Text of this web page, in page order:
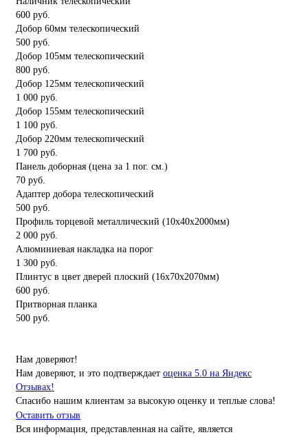
600 руб.
Добор 60мм телескопический
500 руб.
Добор 105мм телескопический
800 руб.
Добор 125мм телескопический
1 000 руб.
Добор 155мм телескопический
1 100 руб.
Добор 220мм телескопический
1 700 руб.
Панель доборная (цена за 1 пог. см.)
70 руб.
Адаптер добора телескопический
500 руб.
Профиль торцевой металлический (10x40x2000мм)
2 000 руб.
Алюминиевая накладка на порог
1 300 руб.
Плинтус в цвет дверей плоский (16x70x2070мм)
600 руб.
Притворная планка
500 руб.
Нам доверяют!
Нам доверяют, и это подтверждает оценка 5.0 на Яндекс
Отзывах!
Спасибо нашим клиентам за высокую оценку и теплые слова!
Оставить отзыв
Вся информация, представленная на сайте, является